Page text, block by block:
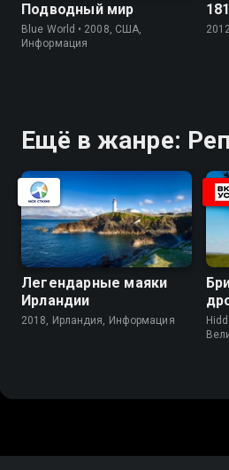
Подводный мир
Blue World • 2008, США,
Информация
Ещё в жанре:
Легендарные маяки
Ирландии
2018, Ирландия, Информация